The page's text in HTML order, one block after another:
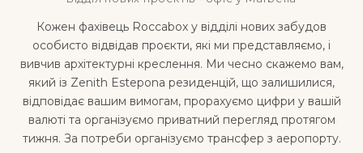
Кожен фахівець Roccabox у відділі нових забудов
особисто відвідав проєкти, які ми представляємо, і
вивчив архітектурні креслення. Ми чесно скажемо вам,
який із Zenith Estepona резиденцій, що залишилися,
відповідає вашим вимогам, прорахуємо цифри у вашій
валюті та організуємо приватний перегляд протягом
тижня. За потреби організуємо трансфер з аеропорту.